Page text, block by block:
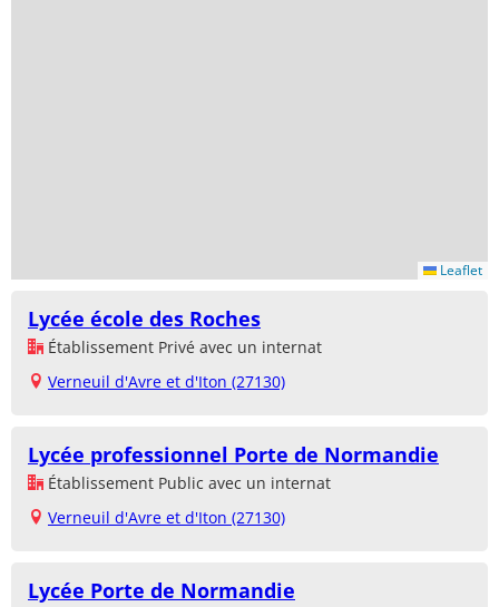
Leaflet
Lycée école des Roches
Établissement Privé avec un internat
Verneuil d'Avre et d'Iton (27130)
Lycée professionnel Porte de Normandie
Établissement Public avec un internat
Verneuil d'Avre et d'Iton (27130)
Lycée Porte de Normandie